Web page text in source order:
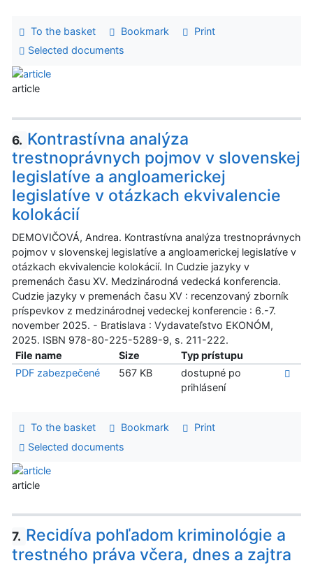
To the basket Bookmark
Print
Selected documents
article
6. Kontrastívna analýza
trestnoprávnych pojmov v slovenskej
legislatíve a angloamerickej
legislatíve v otázkach ekvivalencie
kolokácií
DEMOVIČOVÁ, Andrea. Kontrastívna analýza trestnoprávnych
pojmov v slovenskej legislatíve a angloamerickej legislatíve v
otázkach ekvivalencie kolokácií. In Cudzie jazyky v
premenách času XV. Medzinárodná vedecká konferencia.
Cudzie jazyky v premenách času XV : recenzovaný zborník
príspevkov z medzinárodnej vedeckej konferencie : 6.-7.
november 2025. - Bratislava : Vydavateľstvo EKONÓM,
2025. ISBN 978-80-225-5289-9, s. 211-222.
File name
Size
Typ prístupu
PDF zabezpečené
567 KB
dostupné po
prihlásení
To the basket Bookmark
Print
Selected documents
article
7. Recidíva pohľadom kriminológie a
trestného práva včera, dnes a zajtra